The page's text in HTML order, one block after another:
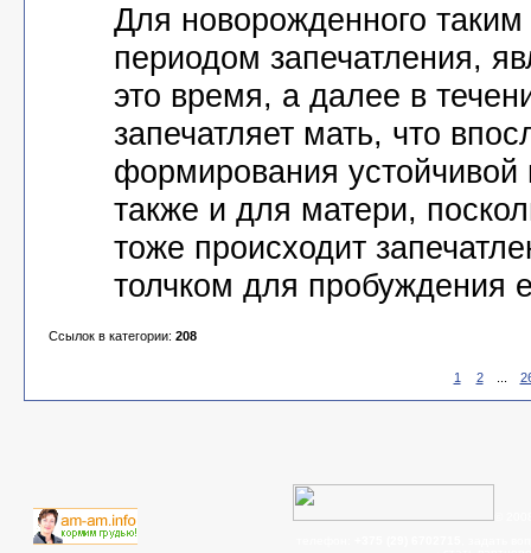
Для новорожденного
периодом запечатления,
это время, а далее в
запечатляет мать, что
формирования устойчивой
также и для матери,
тоже происходит
толчком для пробуждения
Ссылок в категории: 208
1 2